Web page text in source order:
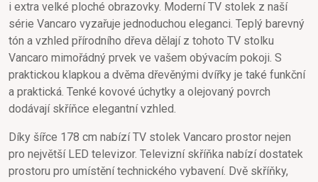
i extra velké ploché obrazovky. Moderní TV stolek z naší
série Vancaro vyzařuje jednoduchou eleganci. Teplý barevný
tón a vzhled přírodního dřeva dělají z tohoto TV stolku
Vancaro mimořádný prvek ve vašem obývacím pokoji. S
praktickou klapkou a dvěma dřevěnými dvířky je také funkční
a praktická. Tenké kovové úchytky a olejovaný povrch
dodávají skříňce elegantní vzhled.
Díky šířce 178 cm nabízí TV stolek Vancaro prostor nejen
pro největší LED televizor. Televizní skříňka nabízí dostatek
prostoru pro umístění technického vybavení. Dvě skříňky,